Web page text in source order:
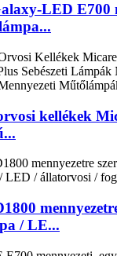
LED E700
kellékek
/ LE...